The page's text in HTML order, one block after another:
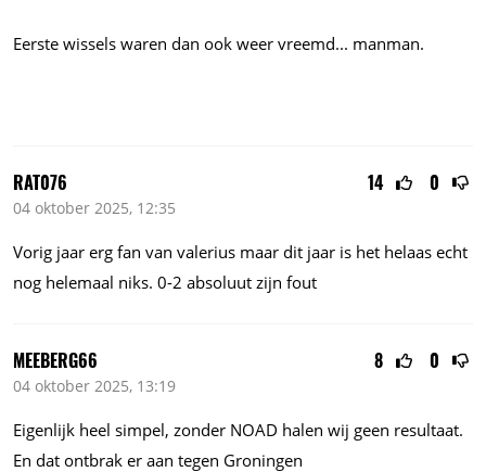
Eerste wissels waren dan ook weer vreemd... manman.
14 0
RAT076
04 oktober 2025, 12:35
Vorig jaar erg fan van valerius maar dit jaar is het helaas echt
nog helemaal niks. 0-2 absoluut zijn fout
8 0
MEEBERG66
04 oktober 2025, 13:19
Eigenlijk heel simpel, zonder NOAD halen wij geen resultaat.
En dat ontbrak er aan tegen Groningen